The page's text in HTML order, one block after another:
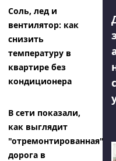
Соль, лед и
вентилятор: как
снизить
температуру в
квартире без
кондиционера
В сети показали,
как выглядит
"отремонтированная"
дорога в